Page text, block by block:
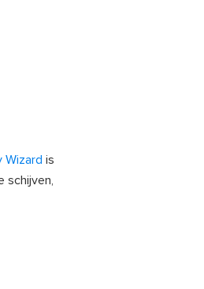
Wizard is
schijven,